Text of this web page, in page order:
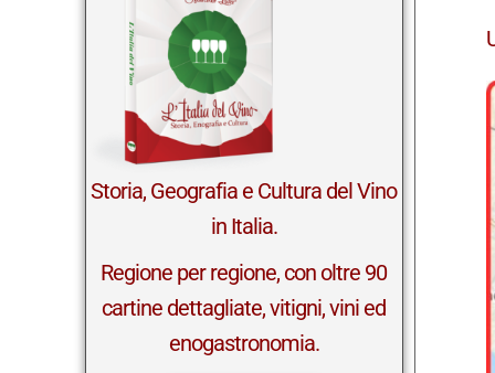
Storia, Geografia e Cultura del Vino
in Italia.
Regione per regione, con oltre 90
cartine dettagliate, vitigni, vini ed
enogastronomia.